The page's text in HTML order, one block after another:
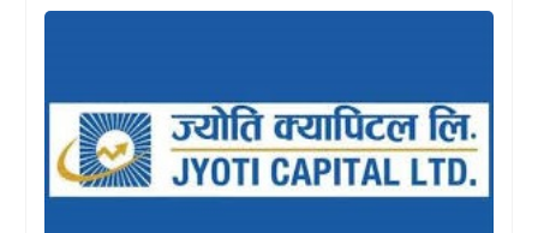
समाचार
सूचना